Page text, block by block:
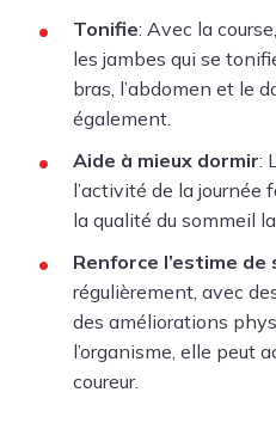
Tonifie: Avec la
les jambes qui se
bras, l’abdomen et le
également.
Aide à mieux dormir:
l’activité de la journée
la qualité du sommeil
Renforce l’estime de
régulièrement, avec
des améliorations
l’organisme, elle peut
coureur.